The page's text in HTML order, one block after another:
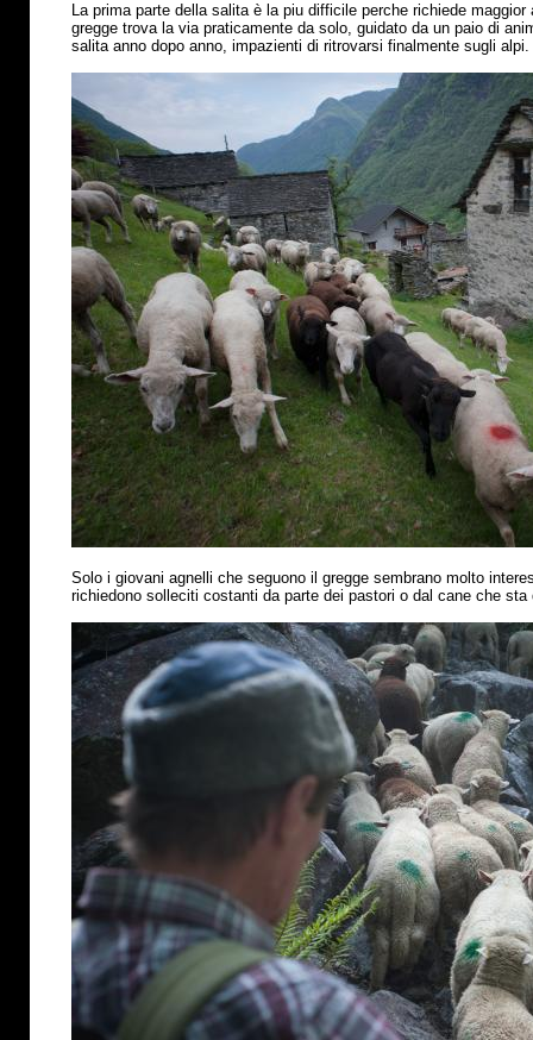
La prima parte della salita è la piu difficile perche richiede
gregge trova la via praticamente da solo, guidato da un paio di
salita anno dopo anno, impazienti di ritrovarsi finalmente sugli alpi.
Solo i giovani agnelli che seguono il gregge sembrano molto
richiedono solleciti costanti da parte dei pastori o dal cane che sta